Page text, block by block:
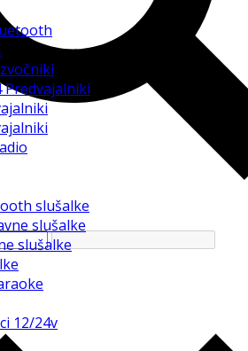
Predvajalniki
slušalke
slušalke
slušalke
12/24v